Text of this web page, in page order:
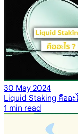
30 May 2024
Liquid Staking คืออะไ
1 min read